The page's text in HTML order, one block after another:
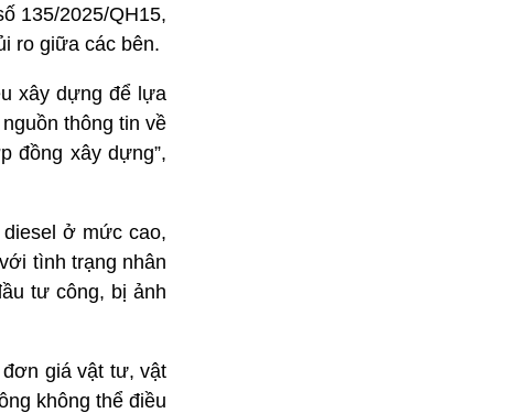
135/2025/QH15,
ro giữa các bên.
xây dựng để lựa
thông tin về
đồng xây dựng”,
ở mức cao,
tình trạng nhân
tư công, bị ảnh
giá vật tư, vật
không thể điều